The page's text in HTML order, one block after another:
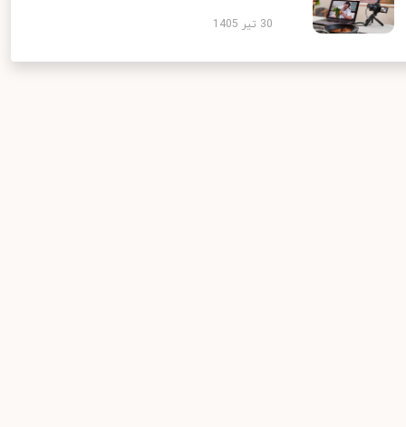
30 تیر 1405